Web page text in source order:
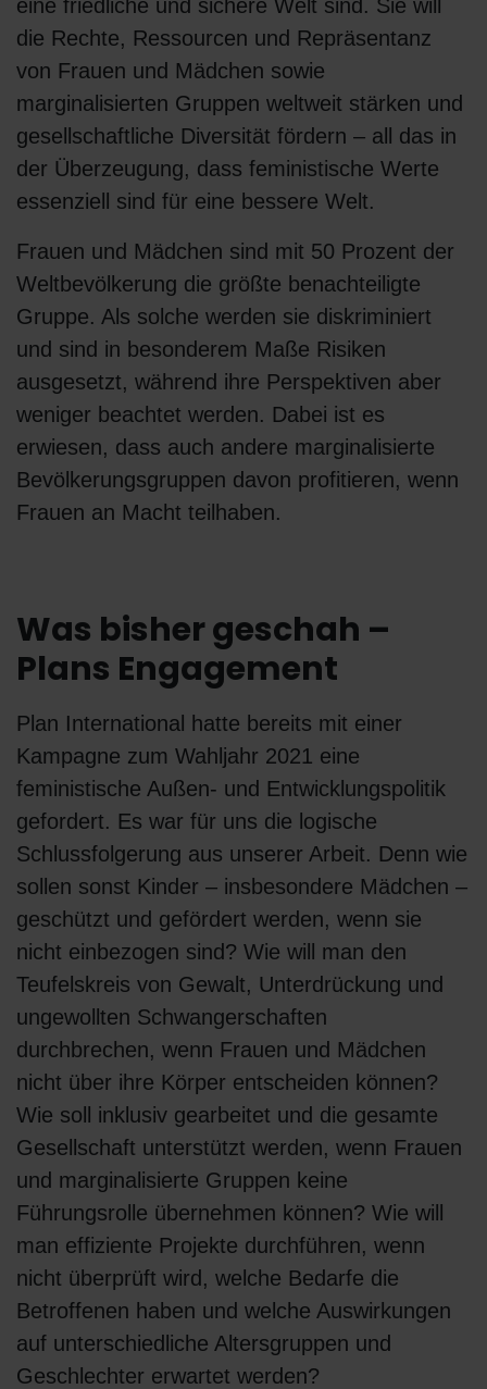
eine friedliche und sichere Welt sind. Sie will
die Rechte, Ressourcen und Repräsentanz
von Frauen und Mädchen sowie
marginalisierten Gruppen weltweit stärken und
gesellschaftliche Diversität fördern – all das in
der Überzeugung, dass feministische Werte
essenziell sind für eine bessere Welt.
Frauen und Mädchen sind mit 50 Prozent der
Weltbevölkerung die größte benachteiligte
Gruppe. Als solche werden sie diskriminiert
und sind in besonderem Maße Risiken
ausgesetzt, während ihre Perspektiven aber
weniger beachtet werden. Dabei ist es
erwiesen, dass auch andere marginalisierte
Bevölkerungsgruppen davon profitieren, wenn
Frauen an Macht teilhaben.
Was bisher geschah –
Plans Engagement
Plan International hatte bereits mit einer
Kampagne zum Wahljahr 2021 eine
feministische Außen- und Entwicklungspolitik
gefordert. Es war für uns die logische
Schlussfolgerung aus unserer Arbeit. Denn wie
sollen sonst Kinder – insbesondere Mädchen –
geschützt und gefördert werden, wenn sie
nicht einbezogen sind? Wie will man den
Teufelskreis von Gewalt, Unterdrückung und
ungewollten Schwangerschaften
durchbrechen, wenn Frauen und Mädchen
nicht über ihre Körper entscheiden können?
Wie soll inklusiv gearbeitet und die gesamte
Gesellschaft unterstützt werden, wenn Frauen
und marginalisierte Gruppen keine
Führungsrolle übernehmen können? Wie will
man effiziente Projekte durchführen, wenn
nicht überprüft wird, welche Bedarfe die
Betroffenen haben und welche Auswirkungen
auf unterschiedliche Altersgruppen und
Geschlechter erwartet werden?